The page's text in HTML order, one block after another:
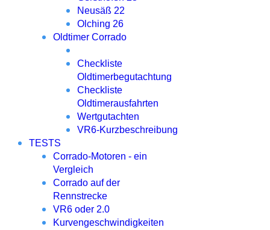
Neusäß 22
Olching 26
Oldtimer Corrado
Checkliste
Oldtimerbegutachtung
Checkliste
Oldtimerausfahrten
Wertgutachten
VR6-Kurzbeschreibung
TESTS
Corrado-Motoren - ein
Vergleich
Corrado auf der
Rennstrecke
VR6 oder 2.0
Kurvengeschwindigkeiten